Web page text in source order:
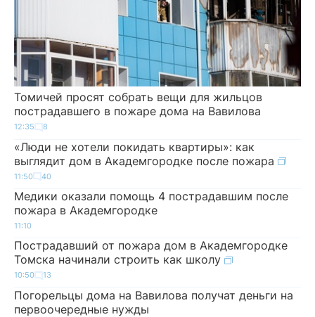
Томичей просят собрать вещи для жильцов
пострадавшего в пожаре дома на Вавилова
12:35 8
«Люди не хотели покидать квартиры»: как
выглядит дом в Академгородке после пожара
11:50 40
Медики оказали помощь 4 пострадавшим после
пожара в Академгородке
11:10
Пострадавший от пожара дом в Академгородке
Томска начинали строить как школу
10:50 13
Погорельцы дома на Вавилова получат деньги на
первоочередные нужды